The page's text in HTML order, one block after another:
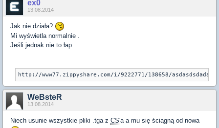
ex0
13.08.2014
Jak nie działa?
Mi wyświetla normalnie .
Jeśli jednak nie to łap
http://www77.zippyshare.com/i/9222771/138658/
WeBsteR
13.08.2014
Niech usunie wszystkie pliki .tga z CS'a a mu się ściągną od nowa